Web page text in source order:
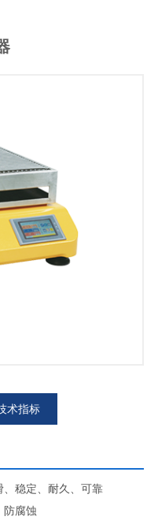
术指标
稳定、耐久、可靠
防腐蚀